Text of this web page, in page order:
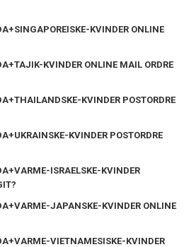
KVINDER ONLINE
KVINDER ONLINE MAIL ORDRE
KVINDER POSTORDRE
KVINDER POSTORDRE
ISRAELSKE-KVINDER
JAPANSKE-KVINDER ONLINE
VIETNAMESISKE-KVINDER